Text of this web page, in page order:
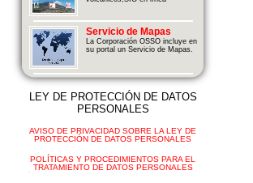
Servicio de Mapas
La Corporación OSSO incluye en
su portal un Servicio de Mapas.
LEY DE PROTECCIÓN DE DATOS
PERSONALES
AVISO DE PRIVACIDAD SOBRE LA LEY DE
PROTECCIÓN DE DATOS PERSONALES
POLÍTICAS Y PROCEDIMIENTOS PARA EL
TRATAMIENTO DE DATOS PERSONALES